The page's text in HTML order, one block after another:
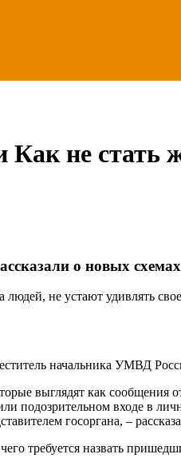
не стать
о новых
не устают удивлять
начальника УМВД
выглядят как сообщения
подозрительном входе в
госоргана, –
чего требуется назвать